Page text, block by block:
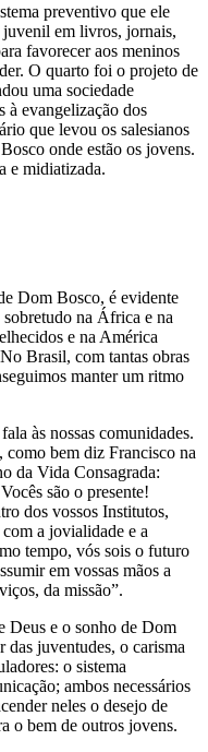
preventivo que ele
em livros, jornais,
favorecer aos meninos
O quarto foi o projeto de
uma sociedade
à evangelização dos
que levou os salesianos
onde estão os jovens.
e midiatizada.
Dom Bosco, é evidente
sobretudo na África e na
e na América
Brasil, com tantas obras
manter um ritmo
às nossas comunidades.
como bem diz Francisco na
da Vida Consagrada:
são o presente!
dos vossos Institutos,
a jovialidade e a
tempo, vós sois o futuro
em vossas mãos a
da missão”.
Deus e o sonho de Dom
das juventudes, o carisma
o sistema
ambos necessários
neles o desejo de
o bem de outros jovens.